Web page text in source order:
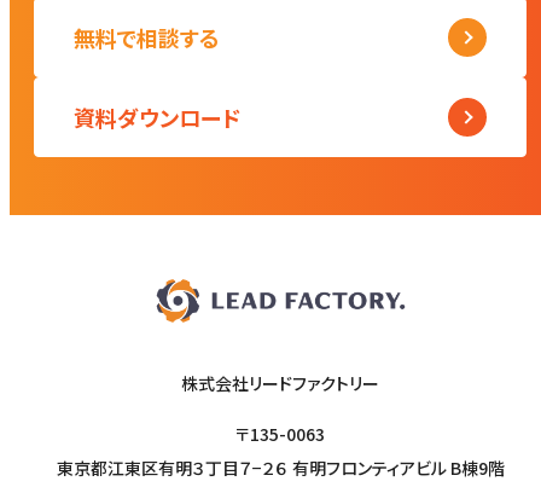
無料で相談する
資料ダウンロード
株式会社リードファクトリー
〒135-0063
東京都江東区有明３丁目７−２６ 有明フロンティアビル B棟9階